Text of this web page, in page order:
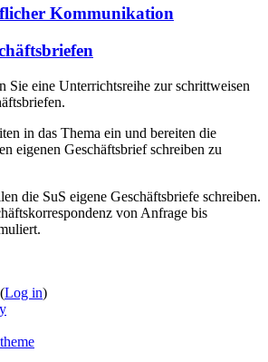
Kommunikation
Sie eine Unterrichtsreihe zur schrittweisen
in das Thema ein und bereiten die
eigenen Geschäftsbrief schreiben zu
die SuS eigene Geschäftsbriefe schreiben.
von Anfrage bis
Log in)